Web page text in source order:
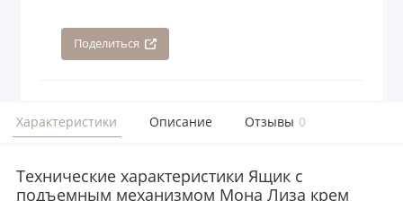
Поделиться
Характеристики Описание Отзывы 0
Технические характеристики Ящик с
подъемным механизмом Мона Лиза крем